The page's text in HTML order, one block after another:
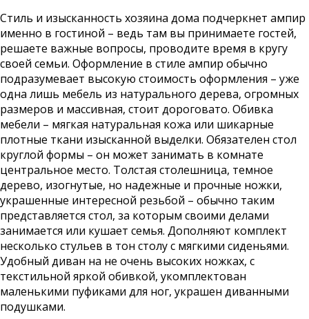
Стиль и изысканность хозяина дома подчеркнет ампир
именно в гостиной – ведь там вы принимаете гостей,
решаете важные вопросы, проводите время в кругу
своей семьи. Оформление в стиле ампир обычно
подразумевает высокую стоимость оформления – уже
одна лишь мебель из натурального дерева, огромных
размеров и массивная, стоит дороговато. Обивка
мебели – мягкая натуральная кожа или шикарные
плотные ткани изысканной выделки. Обязателен стол
круглой формы – он может занимать в комнате
центральное место. Толстая столешница, темное
дерево, изогнутые, но надежные и прочные ножки,
украшенные интересной резьбой – обычно таким
представляется стол, за которым своими делами
занимается или кушает семья. Дополняют комплект
несколько стульев в тон столу с мягкими сиденьями.
Удобный диван на не очень высоких ножках, с
текстильной яркой обивкой, укомплектован
маленькими пуфиками для ног, украшен диванными
подушками.